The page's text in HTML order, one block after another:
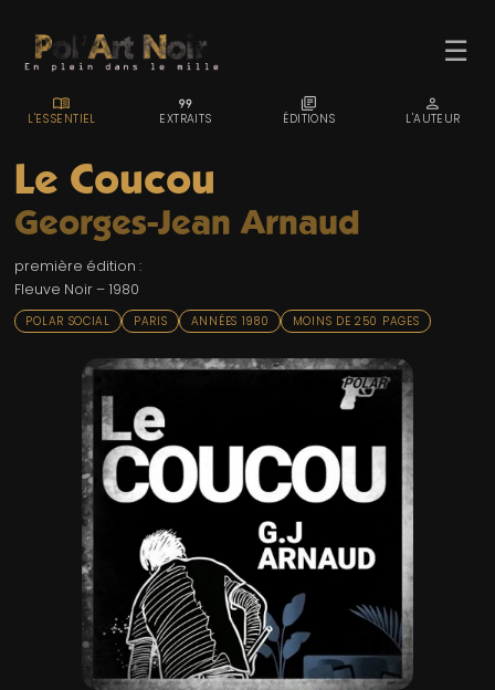
☰
ACCUEIL
TROMBINO
INDEX
RECHERCHE
LIENS & FESTIVALS
UN POLAR AU HASARD
Le Coucou
Georges-Jean Arnaud
première édition :
Fleuve Noir – 1980
POLAR SOCIAL PARIS ANNÉES 1980 MOINS DE 250 PAGES
MENU_BOOK
L'ESSENTIEL
FORMAT_QUOTE
EXTRAITS
LIBRARY_BOOKS
ÉDITIONS
PERSON
L'AUTEUR